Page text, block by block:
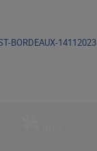
BORDEAUX-14112023